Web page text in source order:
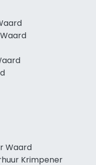
Waard
Krimpener